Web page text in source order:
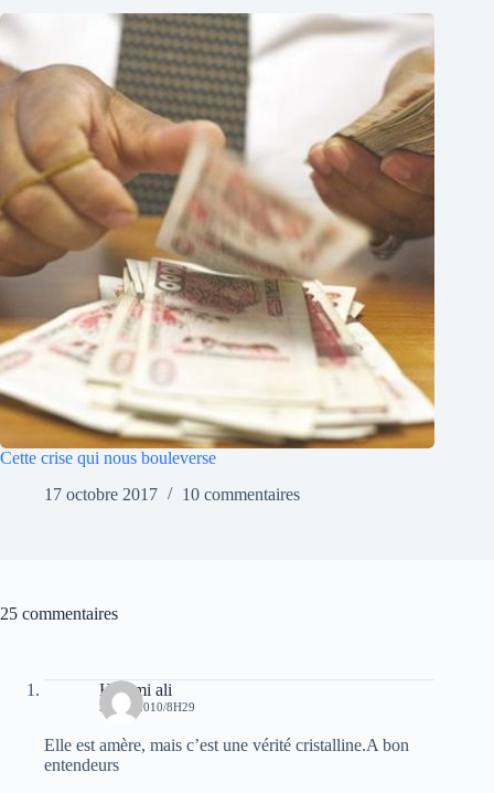
Cette crise qui nous bouleverse
17 octobre 2017
10 commentaires
25 commentaires
Hammi ali
5 MAI 2010/8H29
Elle est amère, mais c’est une vérité cristalline.A bon
entendeurs